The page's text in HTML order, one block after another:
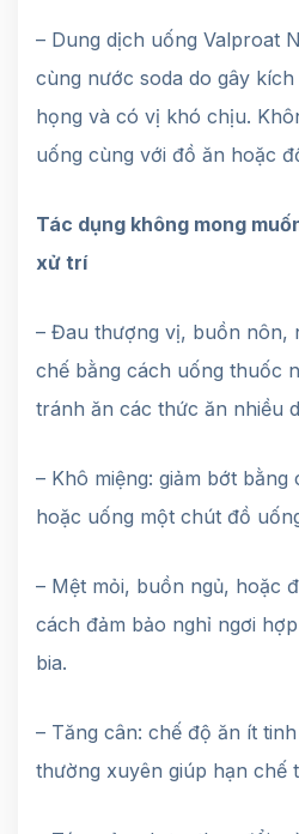
– Dung dịch uống Valproat
cùng nước soda do gây
họng và có vị khó chịu.
uống cùng với đồ ăn hoặc
Tác dụng không mong
xử trí
– Đau thượng vị, buồn nôn,
chế bằng cách uống thuốc
tránh ăn các thức ăn nhiều
– Khô miệng: giảm bớt bằng
hoặc uống một chút đồ
– Mệt mỏi, buồn ngủ, hoặc
cách đảm bảo nghỉ ngơi
bia.
– Tăng cân: chế độ ăn ít
thường xuyên giúp hạn chế